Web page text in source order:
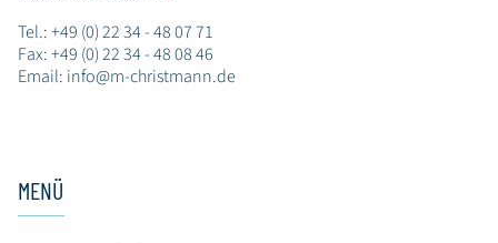
Tel.:+49 (0) 22 34 - 48 07 71
Fax: +49 (0) 22 34 - 48 08 46
Email: info@m-christmann.de
MENÜ